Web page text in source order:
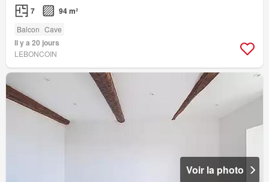
7 94 m²
Balcon Cave
Il y a 20 jours
LEBONCOIN
Voir la photo